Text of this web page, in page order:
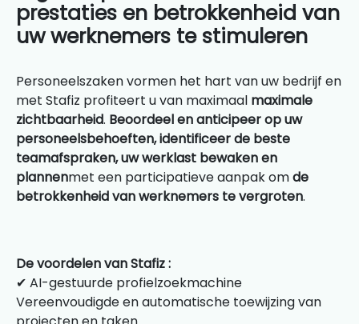
prestaties en betrokkenheid van
uw werknemers te stimuleren
Personeelszaken vormen het hart van uw bedrijf en
met Stafiz profiteert u van maximaal maximale
zichtbaarheid. Beoordeel en anticipeer op uw
personeelsbehoeften,identificeer de beste
teamafspraken,uw werklast bewaken en
plannenmet een participatieve aanpak omde
betrokkenheid van werknemers te vergroten.
De voordelen van Stafiz :
✔ AI-gestuurde profielzoekmachine
Vereenvoudigde en automatische toewijzing van